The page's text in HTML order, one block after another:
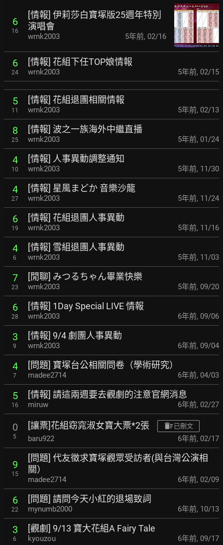
6
16
[情報] 伊莉莎白寶塚版25週年特別
演唱會
wrnk2003 5年前, 02/16
6
24
[情報] 花組下任TOP娘情報
wrnk2003 5年前, 02/15
5
11
[情報] 花組退團相關情報
wrnk2003 5年前, 02/13
8
25
[情報] 波之一族海外中繼直播
wrnk2003 5年前, 01/24
4
10
[情報] 人事異動調整通知
wrnk2003 5年前, 11/30
4
27
[情報] 星風まどか 音樂沙龍
wrnk2003 5年前, 11/24
6
19
[情報] 花組退團人事異動
wrnk2003 5年前, 11/16
4
6
[情報] 雪組退團人事異動
wrnk2003 5年前, 11/03
7
23
[閒聊] みつるちゃん畢業快樂
wrnk2003 5年前, 09/20
6
28
[情報] 1Day Special LIVE 情報
wrnk2003 6年前, 09/06
3
9
[情報] 9/4 劇團人事異動
wrnk2003 6年前, 09/04
4
7
[問題] 寶塚台公相關問卷（學術研究）
madee2714 6年前, 04/03
5
16
[情報] 請這兩週要去觀劇的注意官網消息
miruw 6年前, 02/27
0
5
[讓票]花組窈窕淑女寶大票*2張 已刪文
baru922 6年前, 02/17
9
15
[問題] 代友徵求寶塚觀眾受訪者(與台灣公演相
關）
madee2714 6年前, 02/09
6
22
[問題] 請問今天小紅的退場致詞
mynumb2000 6年前, 10/13
3
6
[觀劇] 9/13 寶大花組A Fairy Tale
kyouzou 6年前, 09/17